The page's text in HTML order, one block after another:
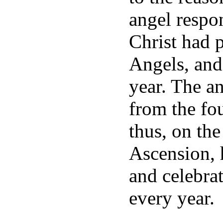
angel
Christ had
Angels,
year. The
from the
thus, on
Ascension,
and
every year.